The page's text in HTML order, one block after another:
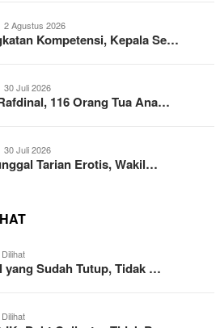
2 Agustus 2026
Kompetensi, Kepala Se…
30 Juli 2026
116 Orang Tua Ana…
30 Juli 2026
Tarian Erotis, Wakil…
yang Sudah Tutup, Tidak …